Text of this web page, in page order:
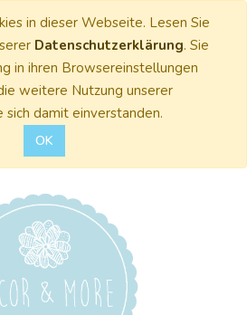
in dieser Webseite. Lesen Sie
Datenschutzerklärung. Sie
in ihren Browsereinstellungen
weitere Nutzung unserer
damit einverstanden.
OK